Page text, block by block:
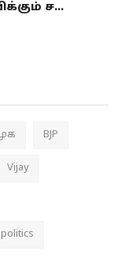
ச...
BJP
Vijay
politics